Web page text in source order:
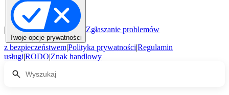
|
Twoje opcje prywatności
Zgłaszanie problemów
z bezpieczeństwem|Polityka prywatności|Regulamin
usługi|RODO|Znak handlowy